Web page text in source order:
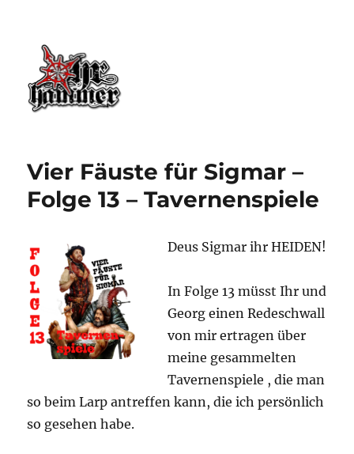
Ohrhammer.online
Vier Fäuste für Sigmar –
Folge 13 – Tavernenspiele
Deus Sigmar ihr HEIDEN!
In Folge 13 müsst Ihr und
Georg einen Redeschwall
von mir ertragen über
meine gesammelten
Tavernenspiele , die man
so beim Larp antreffen kann, die ich persönlich
so gesehen habe.